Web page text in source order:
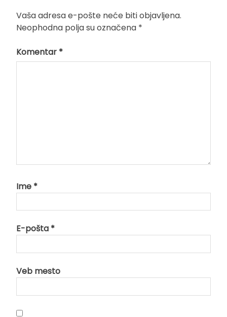
Vaša adresa e-pošte neće biti objavljena.
Neophodna polja su označena *
Komentar *
Ime *
E-pošta *
Veb mesto